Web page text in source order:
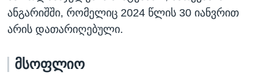
ანგარიშში, რომელიც 2024 წლის 30 იანვრით
არის დათარიღებული.
მსოფლიო